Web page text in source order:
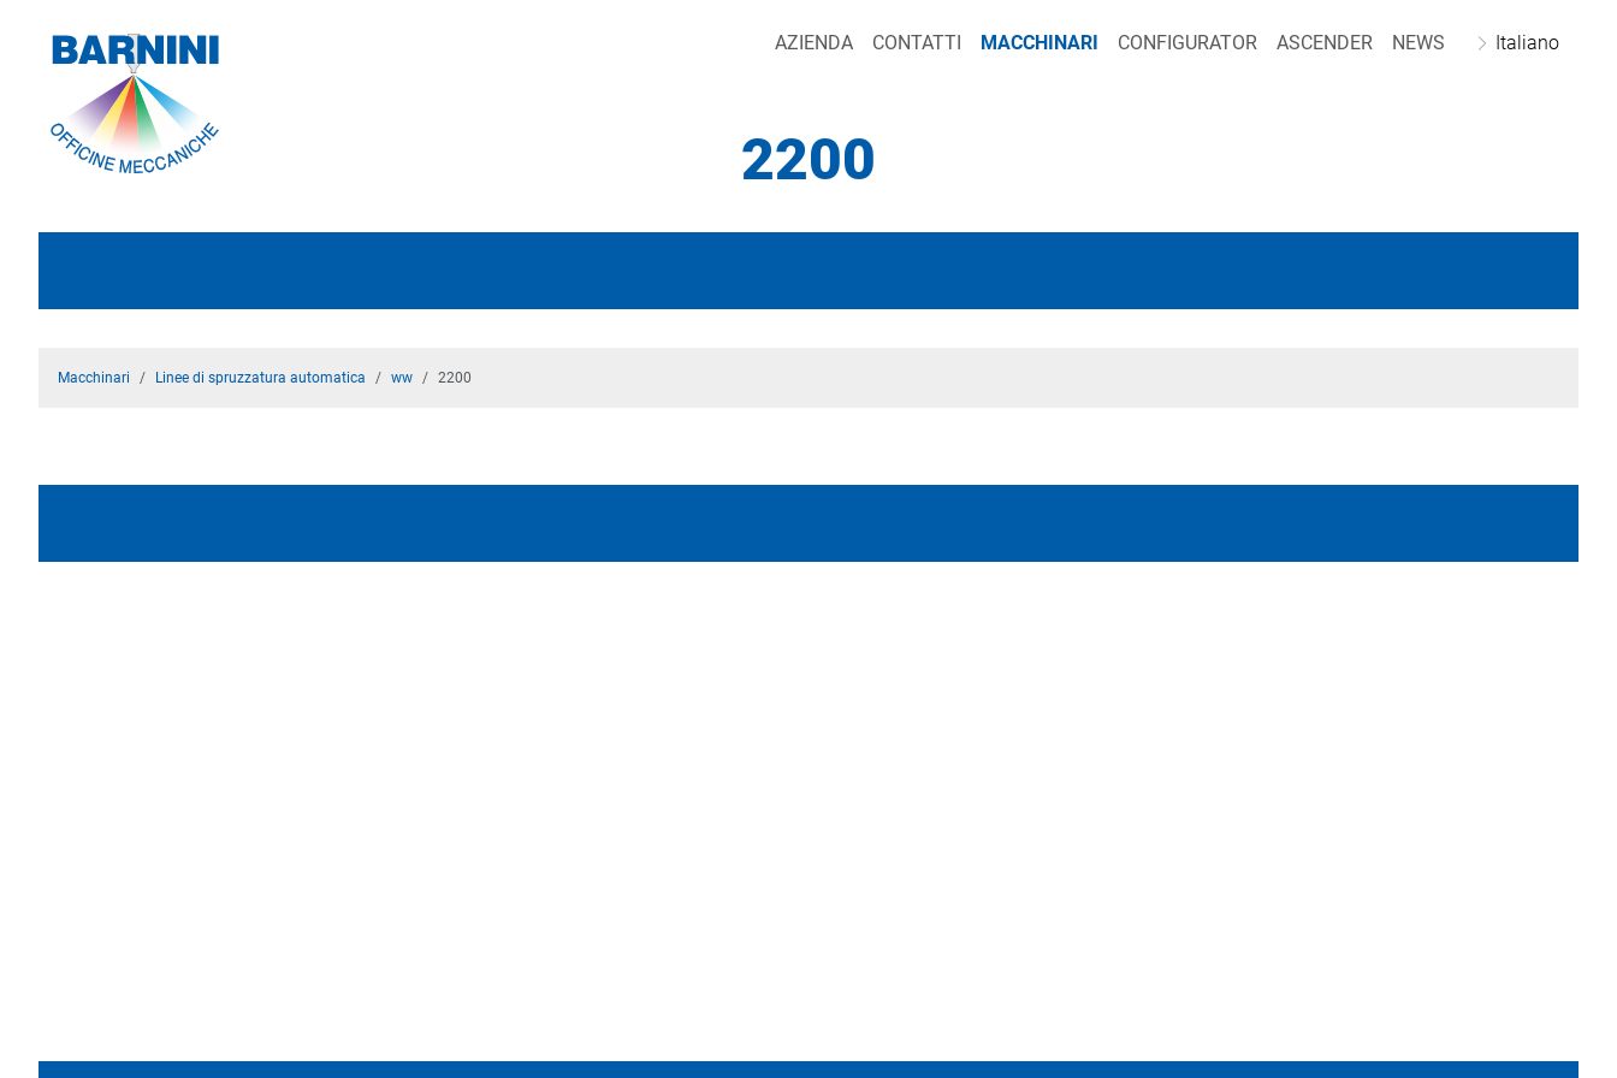
AZIENDA CONTATTI MACCHINARI CONFIGURATOR ASCENDER NEWS Italiano
2200
Macchinari Linee di spruzzatura automatica ww 2200